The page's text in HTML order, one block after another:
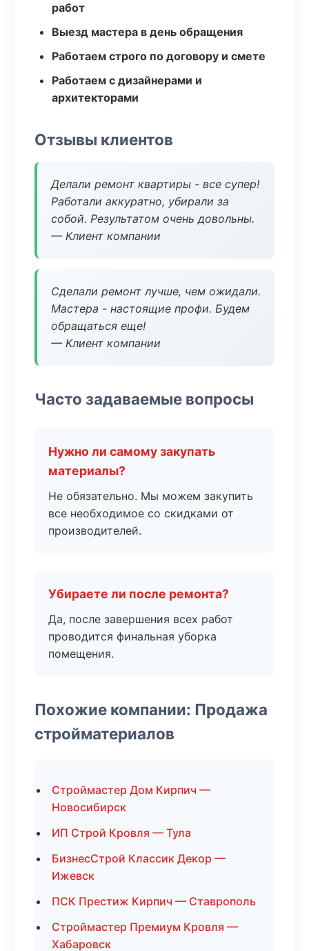
работ
Выезд мастера в день обращения
Работаем строго по договору и смете
Работаем с дизайнерами и
архитекторами
Отзывы клиентов
Делали ремонт квартиры - все супер!
Работали аккуратно, убирали за
собой. Результатом очень довольны.
— Клиент компании
Сделали ремонт лучше, чем ожидали.
Мастера - настоящие профи. Будем
обращаться еще!
— Клиент компании
Часто задаваемые вопросы
Нужно ли самому закупать
материалы?
Не обязательно. Мы можем закупить
все необходимое со скидками от
производителей.
Убираете ли после ремонта?
Да, после завершения всех работ
проводится финальная уборка
помещения.
Похожие компании: Продажа
стройматериалов
Строймастер Дом Кирпич —
Новосибирск
ИП Строй Кровля — Тула
БизнесСтрой Классик Декор —
Ижевск
ПСК Престиж Кирпич — Ставрополь
Строймастер Премиум Кровля —
Хабаровск